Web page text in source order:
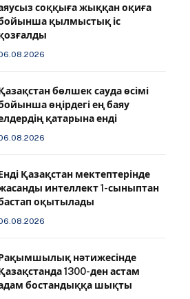
соққыға жыққан оқиға
қылмыстық іс
бөлшек сауда өсімі
өңірдегі ең баяу
қатарына енді
Қазақстан мектептерінде
интеллект 1-сыныптан
оқытылады
нәтижесінде
1300-ден астам
бостандыққа шықты